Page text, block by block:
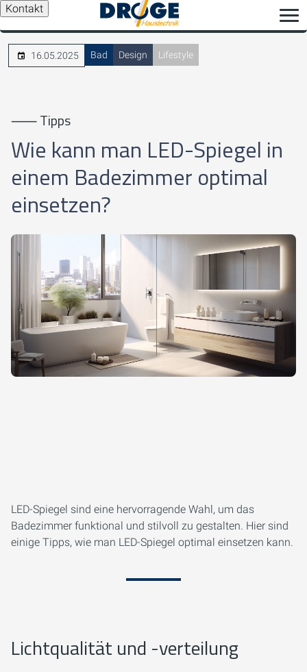
Kontakt
16.05.2025 Bad Design Lifestyle
⸺ Tipps
Wie kann man LED-Spiegel in
einem Badezimmer optimal
einsetzen?
LED-Spiegel sind eine hervorragende Wahl, um das
Badezimmer funktional und stilvoll zu gestalten. Hier sind
einige Tipps, wie man LED-Spiegel optimal einsetzen kann.
Lichtqualität und -verteilung